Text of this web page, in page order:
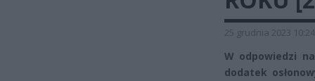
25 grudnia 2023 10:24
W odpowiedzi
dodatek